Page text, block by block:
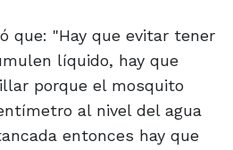
que: "Hay que evitar tener
líquido, hay que
porque el mosquito
al nivel del agua
entonces hay que